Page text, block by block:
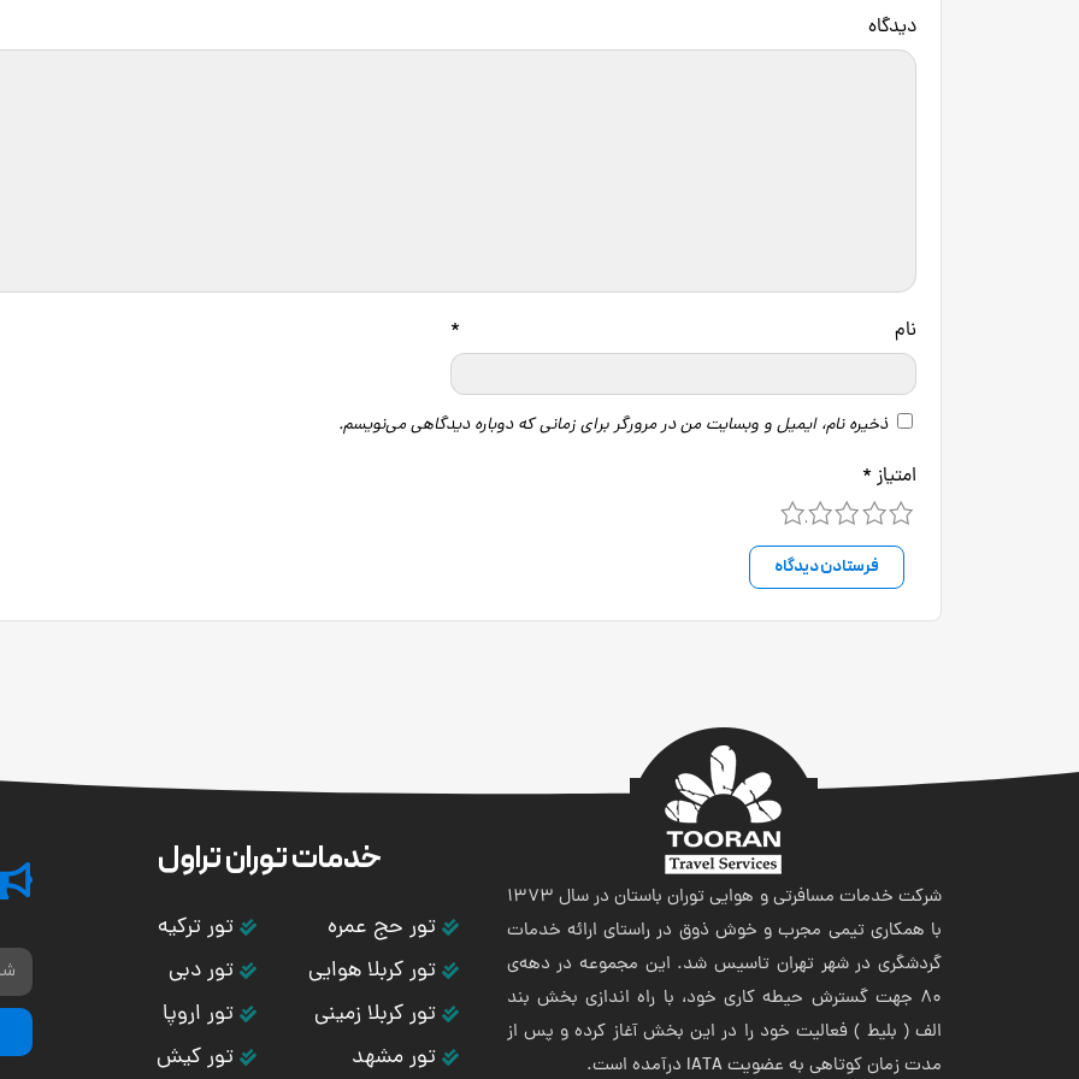
نام *
ذخیره نام، ایمیل و وبسایت من در مرورگر برای زمانی که دوباره دیدگاهی می‌نویسم.
امتیاز *
4 3 2 1
شرکت خدمات مسافرتی و هوایی توران باستان در سال 1373
با همکاری تیمی مجرب و خوش ذوق در راستای ارائه خدمات
گردشگری در شهر تهران تاسیس شد. این مجموعه در دهه‌ی
80 جهت گسترش حیطه کاری خود، با راه اندازی بخش بند
الف ( بلیط ) فعالیت خود را در این بخش آغاز کرده و پس از
مدت زمان کوتاهی به عضویت IATA درآمده است.
خدمات توران تراول
تور حج عمره
تور کربلا هوایی
تور کربلا زمینی
تور مشهد
تور ترکیه
تور دبی
تور اروپا
تور کیش